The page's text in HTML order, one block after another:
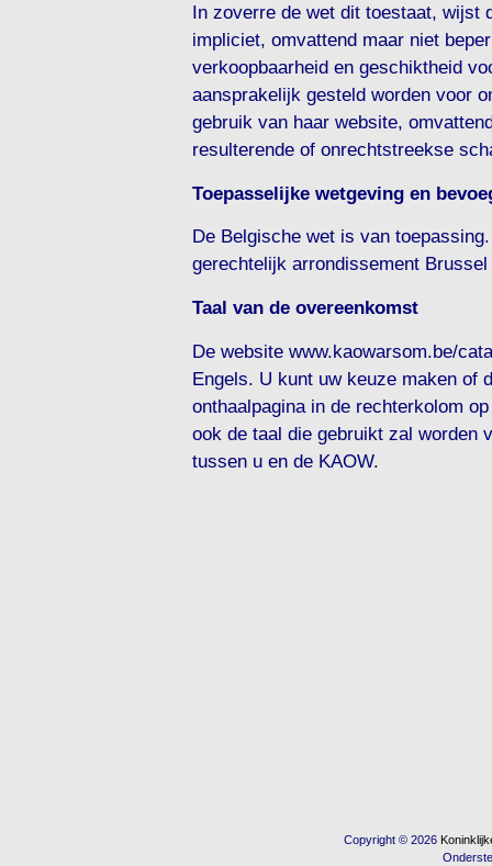
In zoverre de wet dit toestaat, wijst
impliciet, omvattend maar niet
verkoopbaarheid en geschiktheid
aansprakelijk gesteld worden voor
gebruik van haar website,
resulterende of onrechtstreekse
Toepasselijke wetgeving en
De Belgische wet is van
gerechtelijk arrondissement
Taal van de overeenkomst
De website www.kaowarsom.be/
Engels. U kunt uw keuze maken of
onthaalpagina in de rechterkolom
ook de taal die gebruikt zal worden
tussen u en de KAOW.
Copyright © 2026